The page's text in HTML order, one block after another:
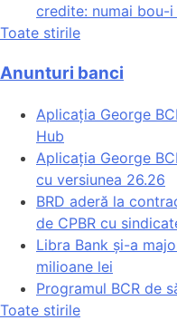
credite: numai bou-
Toate stirile
Anunturi banci
Aplicația George
Hub
Aplicația George
cu versiunea 26.26
BRD aderă la
de CPBR cu
Libra Bank și-a
milioane lei
Programul BCR de
Toate stirile